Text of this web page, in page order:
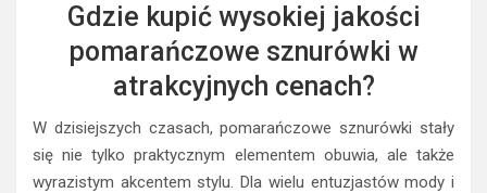
Gdzie kupić wysokiej jakości
pomarańczowe sznurówki w
atrakcyjnych cenach?
W dzisiejszych czasach, pomarańczowe sznurówki stały
się nie tylko praktycznym elementem obuwia, ale także
wyrazistym akcentem stylu. Dla wielu entuzjastów mody i